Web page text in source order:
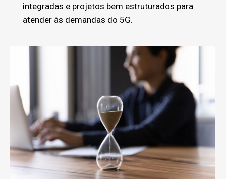
integradas e projetos bem estruturados para
atender às demandas do 5G.